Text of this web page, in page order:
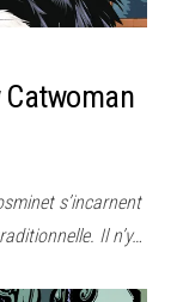
Catwoman
s’incarnent
Il n’y…